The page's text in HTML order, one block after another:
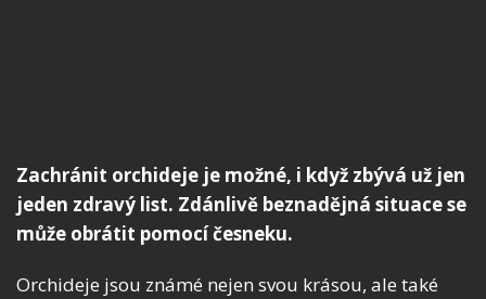
Zachránit orchideje je možné, i když zbývá už jen
jeden zdravý list. Zdánlivě beznadějná situace se
může obrátit pomocí česneku.
Orchideje jsou známé nejen svou krásou, ale také